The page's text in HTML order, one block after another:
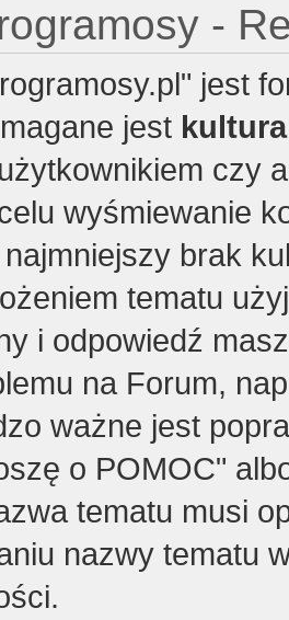
-
jest
jest
czy
wyśmiewanie
brak
tematu
i odpowiedź
na Forum,
ważne jest
o POMOC"
tematu musi
nazwy tematu